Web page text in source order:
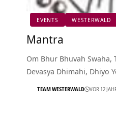
EVENTS WESTERWALD
Mantra
Om Bhur Bhuvah Swaha,
Devasya Dhimahi, Dhiyo
TEAM WESTERWALD VOR 12